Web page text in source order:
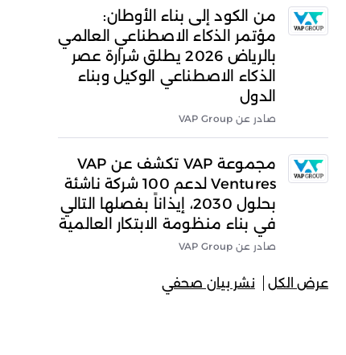
من الكود إلى بناء الأوطان:
مؤتمر الذكاء الاصطناعي العالمي
بالرياض 2026 يطلق شرارة عصر
الذكاء الاصطناعي الوكيل وبناء
الدول
صادر عن VAP Group
مجموعة VAP تكشف عن VAP
Ventures لدعم 100 شركة ناشئة
بحلول 2030، إيذاناً بفصلها التالي
في بناء منظومة الابتكار العالمية
صادر عن VAP Group
عرض الكل نشر بيان صحفي